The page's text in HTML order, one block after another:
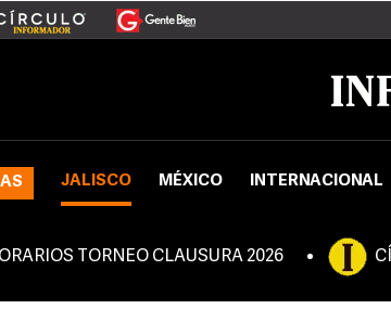
JALISCO MÉXICO INTERNACIONAL
TORNEO CLAUSURA 2026